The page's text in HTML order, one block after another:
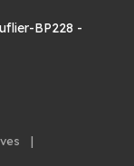
BP228 -
|